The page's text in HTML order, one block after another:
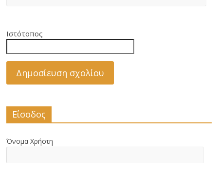
Ιστότοπος
Είσοδος
Όνομα Χρήστη